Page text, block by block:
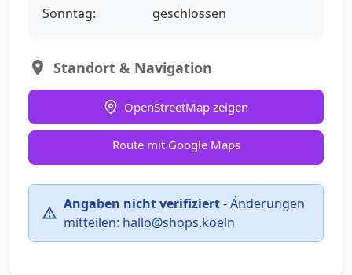
Sonntag:
geschlossen
Standort & Navigation
OpenStreetMap zeigen
Route mit Google Maps
Angaben nicht verifiziert-Änderungen
mitteilen: hallo@shops.koeln